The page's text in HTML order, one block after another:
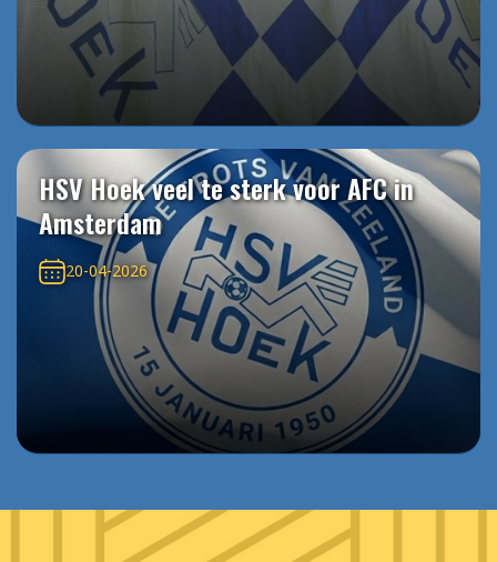
HSV Hoek veel te sterk voor AFC in
Amsterdam
20-04-2026